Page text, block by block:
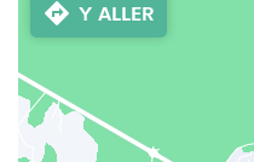
Y ALLER